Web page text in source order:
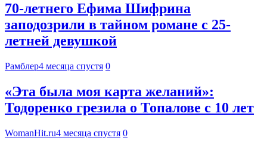
70-летнего Ефима Шифрина
заподозрили в тайном романе с 25-
летней девушкой
Рамблер4 месяца спустя 0
«Эта была моя карта желаний»:
Тодоренко грезила о Топалове с 10 лет
WomanHit.ru4 месяца спустя 0